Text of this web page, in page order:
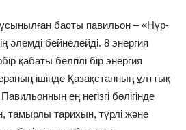
басты павильон – «Нұр-
әлемді бейнелейді. 8 энергия
қабаты белгілі бір энергия
ішінде Қазақстанның ұлттық
ең негізгі бөлігінде
тамырлы тарихын, түрлі және